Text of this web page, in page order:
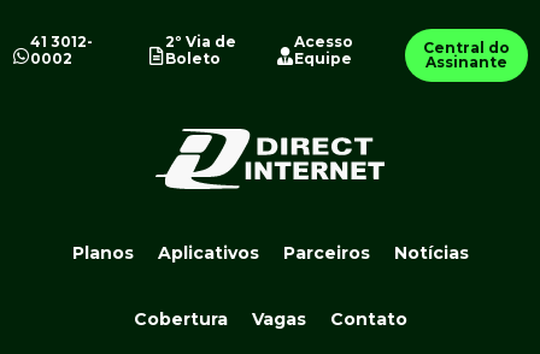
41 3012-
0002
2º Via de
Boleto
Acesso
Equipe
Central do
Assinante
Planos Aplicativos Parceiros Notícias
Cobertura Vagas Contato